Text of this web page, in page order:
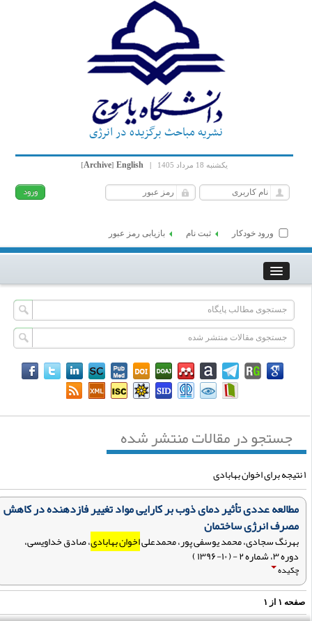
نشریه مباحث برگزیده در انرژی
یکشنبه 18 مرداد 1405 |
English
[Archive]
ورود خودکار ثبت نام بازیابی رمز عبور
جستجو در مقالات منتشر شده
مطالعه عددی تأثیر دمای ذوب بر کارایی مواد تغییر فازدهنده در کاهش
مصرف انرژی ساختمان
بهرنگ سجادی، محمد یوسفی پور، محمدعلیاخوان بهابادی، صادق خداویسی،
دوره ۳، شماره ۲ - ( ۱۰-۱۳۹۶ )
چکیده
۱از ۱